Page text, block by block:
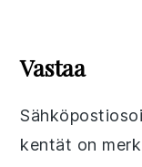
Interactions
Vastaa
kentät on